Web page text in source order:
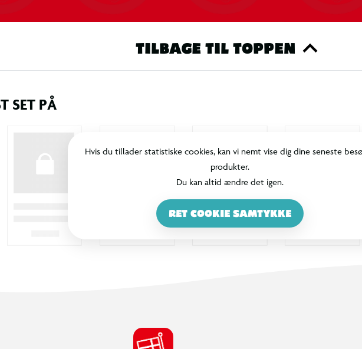
TILBAGE TIL TOPPEN
SET PÅ
Hvis du tillader statistiske cookies, kan vi nemt vise dig dine seneste
produkter.
Du kan altid ændre det igen.
RET COOKIE SAMTYKKE